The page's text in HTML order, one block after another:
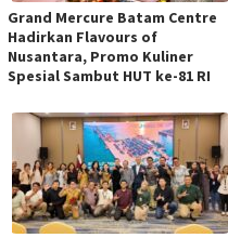
Grand Mercure Batam Centre
Hadirkan Flavours of
Nusantara, Promo Kuliner
Spesial Sambut HUT ke-81 RI